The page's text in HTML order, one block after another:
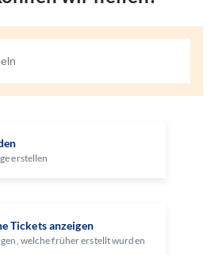
erstellen
Tickets anzeigen
welche früher erstellt wurden